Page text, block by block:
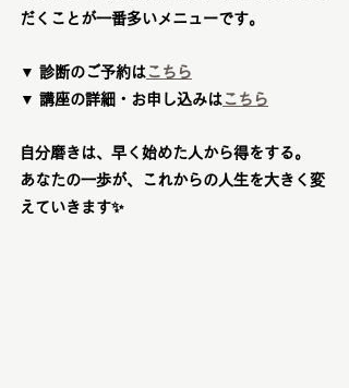
だくことが一番多いメニューです。
▼ 診断のご予約は こちら
▼ 講座の詳細・お申し込みは こちら
自分磨きは、早く始めた人から得をする。
あなたの一歩が、これからの人生を大きく変
えていきます✨